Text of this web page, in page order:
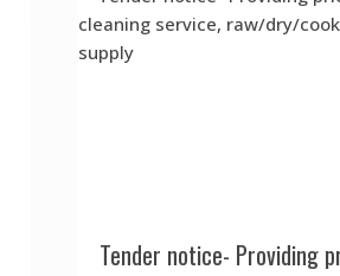
Tender notice- Providing